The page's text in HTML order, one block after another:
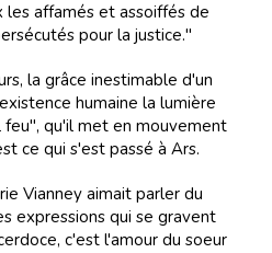
les affamés et assoiffés de
pour la justice."
la grâce inestimable d'un
humaine la lumière
qu'il met en mouvement
ce qui s'est passé à Ars.
Vianney aimait parler du
expressions qui se gravent
c'est l'amour du soeur